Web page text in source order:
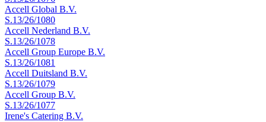
Accell Global B.V.
S.13/26/1080
Accell Nederland B.V.
S.13/26/1078
Accell Group Europe B.V.
S.13/26/1081
Accell Duitsland B.V.
S.13/26/1079
Accell Group B.V.
S.13/26/1077
Irene's Catering B.V.